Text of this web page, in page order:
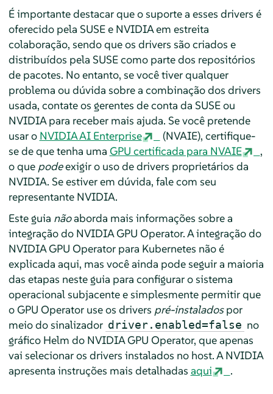
É importante destacar que o suporte a esses drivers é
oferecido pela SUSE e NVIDIA em estreita
colaboração, sendo que os drivers são criados e
distribuídos pela SUSE como parte dos repositórios
de pacotes. No entanto, se você tiver qualquer
problema ou dúvida sobre a combinação dos drivers
usada, contate os gerentes de conta da SUSE ou
NVIDIA para receber mais ajuda. Se você pretende
usar o NVIDIA AI Enterprise
(NVAIE), certifique-
se de que tenha uma GPU certificada para NVAIE
,
o que podeexigir o uso de drivers proprietários da
NVIDIA. Se estiver em dúvida, fale com seu
representante NVIDIA.
Este guia nãoaborda mais informações sobre a
integração do NVIDIA GPU Operator. A integração do
NVIDIA GPU Operator para Kubernetes não é
explicada aqui, mas você ainda pode seguir a maioria
das etapas neste guia para configurar o sistema
operacional subjacente e simplesmente permitir que
o GPU Operator use os drivers pré-instaladospor
meio do sinalizador driver.enabled=false no
gráfico Helm do NVIDIA GPU Operator, que apenas
vai selecionar os drivers instalados no host. A NVIDIA
apresenta instruções mais detalhadas aqui .